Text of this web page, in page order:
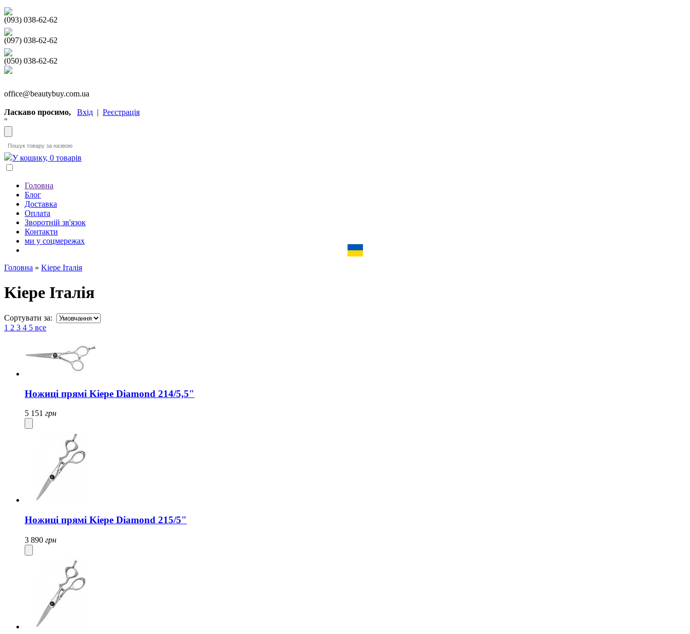
(093) 038-62-62
(097) 038-62-62
(050) 038-62-62
office@beautybuy.com.ua
Ласкаво просимо, Вхід | Реєстрація
"
У кошику, 0 товарів
Головна
Блог
Доставка
Оплата
Зворотній зв'язок
Контакти
ми у соцмережах
Головна » Kiepe Італія
Kiepe Італія
Сортувати за:
1 2 3 4 5 все
Ножиці прямі Kiepe Diamond 214/5,5"
5 151 грн
Ножиці прямі Kiepe Diamond 215/5"
3 890 грн